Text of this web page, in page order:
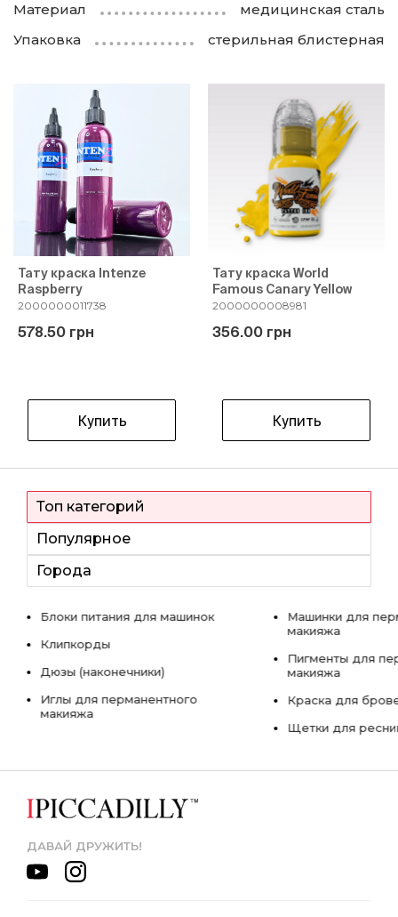
Материал
медицинская сталь
Упаковка
стерильная блистерная
Тату краска Intenze
Raspberry
2000000011738
578.50 грн
Купить
Тату краска World
Famous Canary Yellow
2000000008981
356.00 грн
Купить
Топ категорий
Популярное
Города
Блоки питания для машинок
Клипкорды
Дюзы (наконечники)
Иглы для перманентного
макияжа
Машинки для
макияжа
Пигменты для
макияжа
Краска для
Щетки для
ДАВАЙ ДРУЖИТЬ!